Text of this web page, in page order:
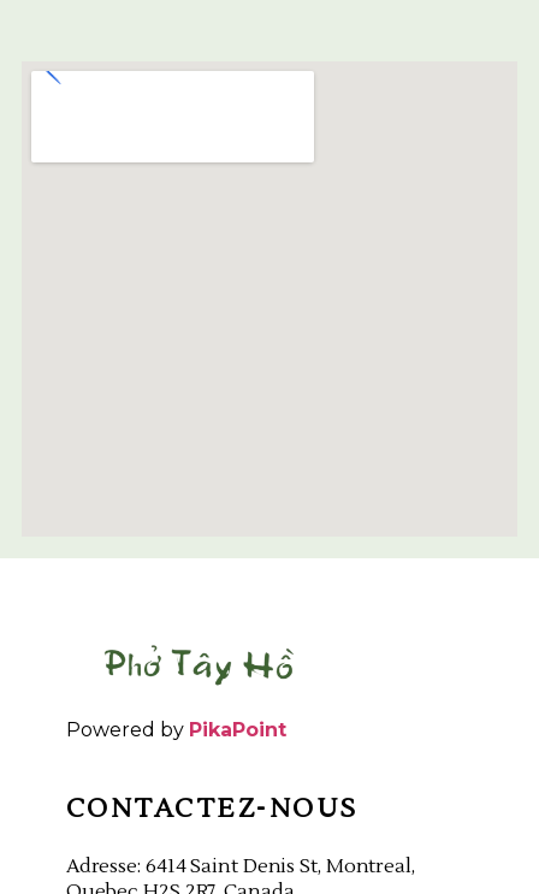
Powered by PikaPoint
CONTACTEZ-NOUS
Adresse: 6414 Saint Denis St, Montreal,